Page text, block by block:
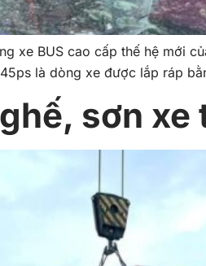
BUS cao cấp thế hệ mới
là dòng xe được lắp ráp
sơn xe